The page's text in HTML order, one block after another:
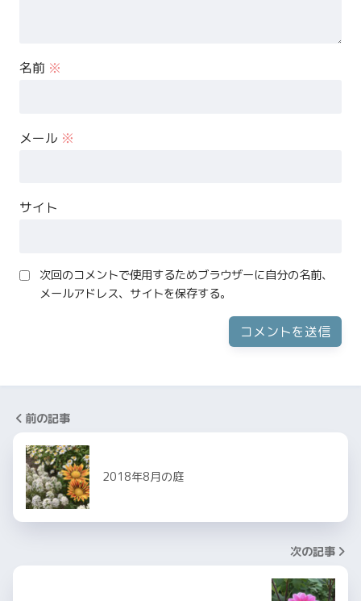
名前 ※
メール ※
サイト
次回のコメントで使用するためブラウザーに自分の名前、
メールアドレス、サイトを保存する。
前の記事
2018年8月の庭
次の記事